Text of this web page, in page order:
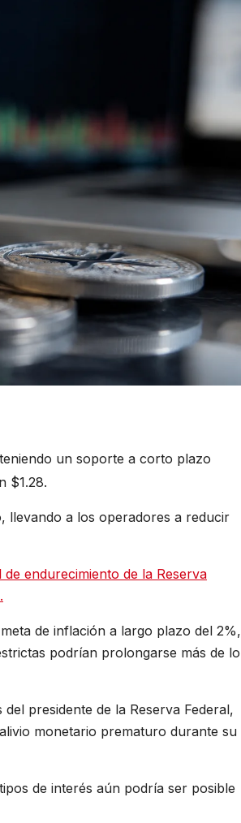
un soporte a corto plazo
$1.28.
llevando a los operadores a reducir
de endurecimiento de la Reserva
de inflación a largo plazo del 2%,
podrían prolongarse más de lo
presidente de la Reserva Federal,
monetario prematuro durante su
de interés aún podría ser posible